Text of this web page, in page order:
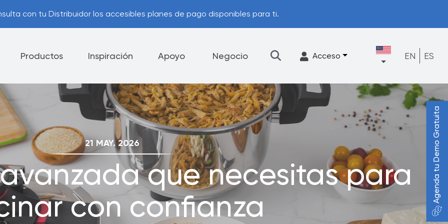
con tu Distribuidor los accesibles planes de pago disponibles para ti.
Productos
Cuchillos Vajilla ★ Filtración Accesorios
Inspiración Apoyo
Royal Prestige®
de Devolución
Consejos Útiles
Opciones de Pago
FrescaFlow Apoyo
Programa de actualización
Negocio Acceso EN ES
21 MAY. 2026
que necesitas para
con confianza
Agenda tu Demo Gratuita